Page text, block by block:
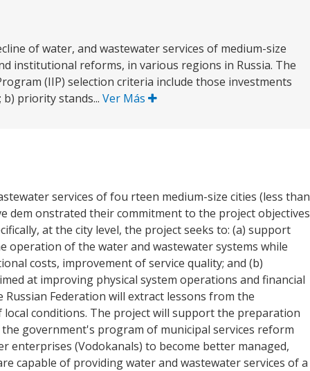
of water, and wastewater services of medium-size
institutional reforms, in various regions in Russia. The
(IIP) selection criteria include those investments
priority stands... Ver Más
services of fou rteen medium-size cities (less than
dem onstrated their commitment to the project objectives
at the city level, the project seeks to: (a) support
operation of the water and wastewater systems while
costs, improvement of service quality; and (b)
at improving physical system operations and financial
Federation will extract lessons from the
conditions. The project will support the preparation
government's program of municipal services reform
enterprises (Vodokanals) to become better managed,
capable of providing water and wastewater services of a